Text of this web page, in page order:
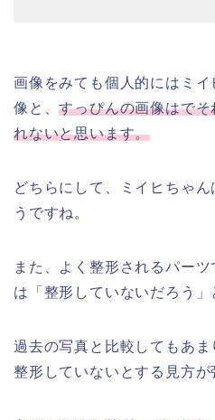
画像をみても個人的にはミ
像と、すっぴんの画像はで
れないと思います。
どちらにして、ミイヒちゃ
うですね。
また、よく整形されるパー
は「整形していないだろう」
過去の写真と比較してもあま
整形していないとする見方が